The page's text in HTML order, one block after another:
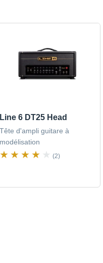
Line 6 DT25 Head
Tête d'ampli guitare à
modélisation
(2)